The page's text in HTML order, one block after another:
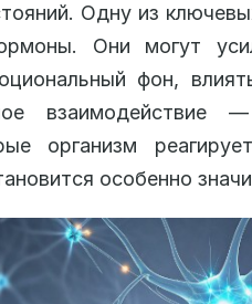
Одну из
Они могут
фон,
организм
особенно